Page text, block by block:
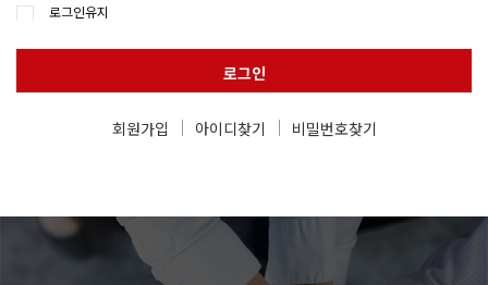
로그인유지
로그인
회원가입 아이디찾기 비밀번호찾기